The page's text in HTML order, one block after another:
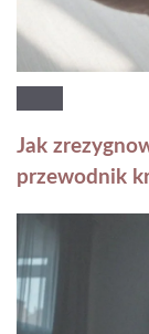
Jak
przewodnik